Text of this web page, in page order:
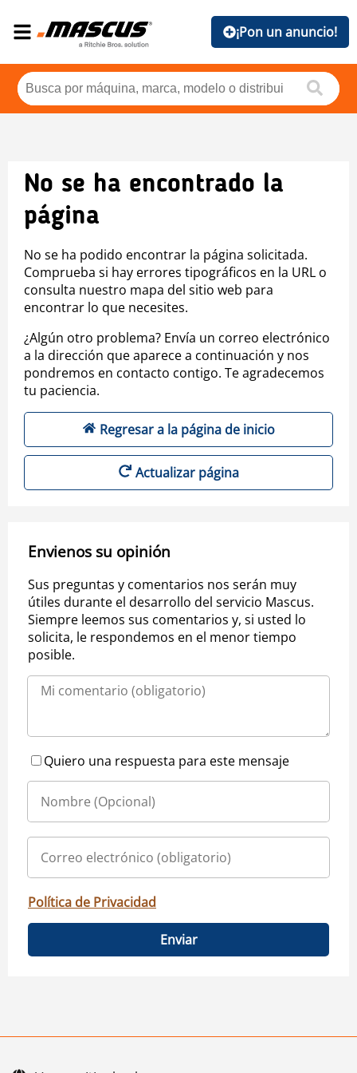
¡Pon un anuncio!
No se ha encontrado la
página
No se ha podido encontrar la página solicitada.
Comprueba si hay errores tipográficos en la URL o
consulta nuestro mapa del sitio web para
encontrar lo que necesites.
¿Algún otro problema? Envía un correo electrónico
a la dirección que aparece a continuación y nos
pondremos en contacto contigo. Te agradecemos
tu paciencia.
Regresar a la página de inicio
Actualizar página
Envienos su opinión
Sus preguntas y comentarios nos serán muy
útiles durante el desarrollo del servicio Mascus.
Siempre leemos sus comentarios y, si usted lo
solicita, le respondemos en el menor tiempo
posible.
Quiero una respuesta para este mensaje
Política de Privacidad
Enviar